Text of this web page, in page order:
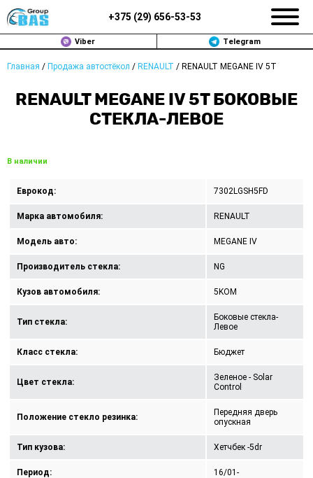
+375 (29) 656-53-53
Viber Telegram
Главная / Продажа автостёкол / RENAULT / RENAULT MEGANE IV 5T
RENAULT MEGANE IV 5T БОКОВЫЕ
СТЕКЛА-ЛЕВОЕ
В наличии
Еврокод: 7302LGSH5FD
Марка автомобиля: RENAULT
Модель авто: MEGANE IV
Производитель стекла: NG
Кузов автомобиля: 5KOM
Тип стекла:
Боковые стекла-
Левое
Класс стекла: Бюджет
Цвет стекла:
Зеленое - Solar
Control
Положение стекло резинка:
Передняя дверь
опускная
Тип кузова: Хетчбек -5dr
Период: 16/01-
ЗАМЕНА АВТОСТЕКОЛ В МИНСКЕ
ПРОДАЖА АВТОСТЁКОЛ
КОНТАКТЫ
ПОЛИТИКА КОНФИДЕНЦИАЛЬНОСТИ